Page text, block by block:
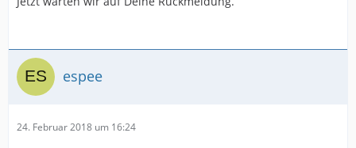
espee
24. Februar 2018 um 16:24